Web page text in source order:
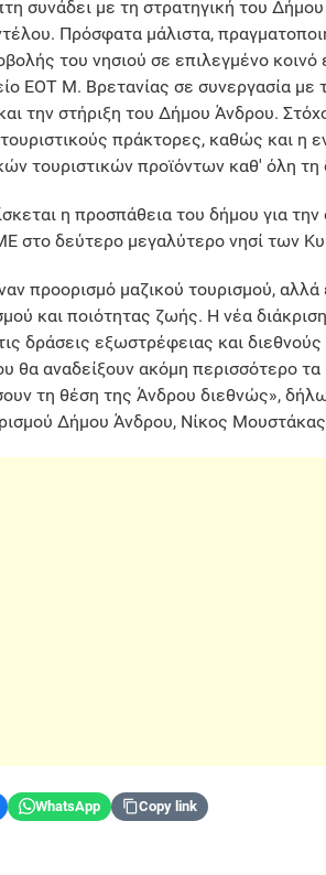
συνάδει με τη στρατηγική του
Πρόσφατα μάλιστα,
του νησιού σε επιλεγμένο
ΕΟΤ Μ. Βρετανίας σε συνεργασία με
την στήριξη του Δήμου Άνδρου.
πράκτορες, καθώς και η
τουριστικών προϊόντων καθ' όλη τη
η προσπάθεια του δήμου για
στο δεύτερο μεγαλύτερο νησί των
προορισμό μαζικού τουρισμού,
και ποιότητας ζωής. Η νέα
δράσεις εξωστρέφειας και
θα αναδείξουν ακόμη περισσότερο τα
τη θέση της Άνδρου διεθνώς»,
Δήμου Άνδρου, Νίκος
WhatsApp Copy link